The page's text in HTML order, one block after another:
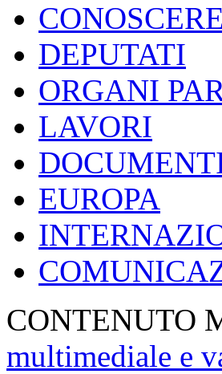
DEPUTATI
ORGANI
LAVORI
EUROPA
CONTENUTO
multimediale e